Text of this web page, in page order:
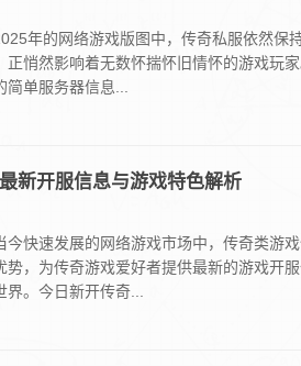
年的网络游戏版图中，传奇私服依然保
正悄然影响着无数怀揣怀旧情怀的游戏玩
简单服务器信息...
新开服信息与游戏特色解析
今快速发展的网络游戏市场中，传奇类游
势，为传奇游戏爱好者提供最新的游戏开
界。今日新开传奇...